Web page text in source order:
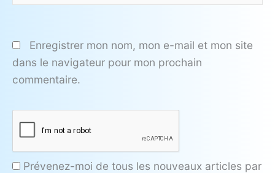
Enregistrer mon nom, mon e-mail et mon site
dans le navigateur pour mon prochain
commentaire.
Prévenez-moi de tous les nouveaux articles par